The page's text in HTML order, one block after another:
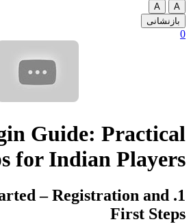
A
A
بازنشانی
0
Guide: Practical
for Indian Players
– Registration and
First Steps